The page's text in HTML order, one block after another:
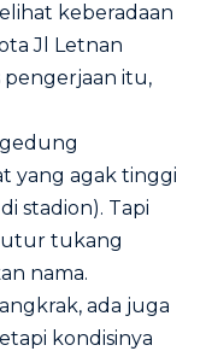
keberadaan
Jl Letnan
pengerjaan itu,
gedung
yang agak tinggi
stadion). Tapi
tukang
nama.
ada juga
kondisinya